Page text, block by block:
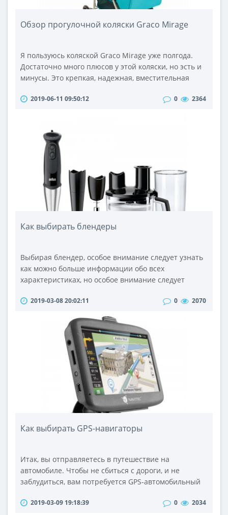
Обзор прогулочной коляски Graco Mirage
Я пользуюсь коляской Graco Mirage уже полгода.
Достаточно много плюсов у этой коляски, но эсть и
минусы. Это крепкая, надежная, вместительная
кг. Качество материалов, из которых изготовлена
металические части - крепкие. Смотрится коляска
симпатично.Спинку коляски можно установи..
2019-06-11 09:50:12 0 2364
Как выбирать блендеры
Выбирая блендер, особое внимание следует узнать
как можно больше информации обо всех
характеристиках, но особое внимание следует
многофункциональности блендера в комплекте с
насадки. Но наличие дополнительных насадок
увеличивает стоимость блендера, поэтому прежде
чем купить кухонного помощника, следует
2019-03-08 20:02:11 0 2070
Как выбирать GPS-навигаторы
Итак, вы отправляетесь в путешествие на
автомобиле. Чтобы не сбиться с дороги, и не
заблудиться, вам потребуется GPS-автомобильный
навигатор лучше?Для начала вам нужно
2019-03-09 19:18:39 0 2034